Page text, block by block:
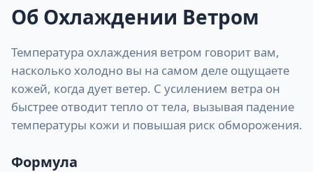
Об Охлаждении Ветром
Температура охлаждения ветром говорит вам,
насколько холодно вы на самом деле ощущаете
кожей, когда дует ветер. С усилением ветра он
быстрее отводит тепло от тела, вызывая падение
температуры кожи и повышая риск обморожения.
Формула